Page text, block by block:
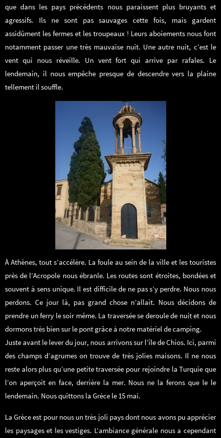
que dans les pays précédents nous paraissent plus bruyants et
agressifs. Ils ne sont pas sauvages cette fois, mais gardent
assidûment les fermes et les troupeaux ! Leurs aboiements nous font
notamment passer une très mauvaise nuit. Une autre nuit, c’est le
vent qui nous réveille. Un vent fort qui arrive par rafales. Le
lendemain, il nous empêche presque de descendre vers la plaine
tellement il souffle.
À Athènes, tout s’accélère. La foule au sein de la ville et les touristes
près de l’Acropole nous ébranle. Les routes sont étroites, bondées et
souvent à sens unique. Il est difficile de ne pas s’y perdre. Nous nous
perdons. Ce jour là, pas grand chose n’allait. Nous décidons de
prendre un ferry le soir même. La traversée se deroule de nuit et nous
dormons très bien sur le pont grâce à notre matériel de camping.
Juste avant le lever du jour, nous arrivons sur l’île de Chios. Ici, parmi
des champs d’agrumes on trouve de très jolies maisons. Il ne nous
reste alors plus qu’une petite traversée pour rejoindre la Turquie que
l’on aperçoit en face, derrière la mer. Nous ne la ferons que le le
lendemain. Nous quittons la Grèce le 15 mai.
La Grèce est pour nous un très joli pays dont nous avons pu apprécier
les paysages et les vestiges. L’ambiance générale nous a cependant